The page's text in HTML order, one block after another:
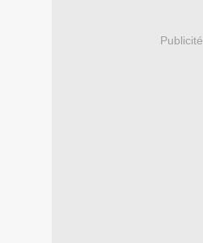
Publicité